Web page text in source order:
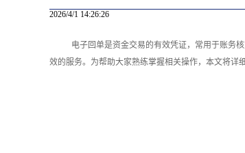
2026/4/1 14:26:26
电子回单是资金交易的有效凭证，常用于账务
效的服务。为帮助大家熟练掌握相关操作，本文将详